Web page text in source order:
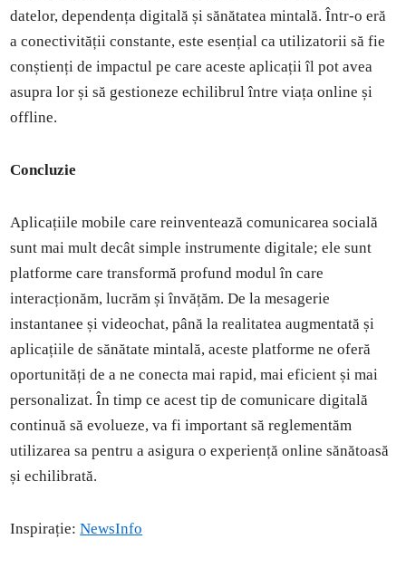
datelor, dependența digitală și sănătatea mintală. Într-o eră
a conectivității constante, este esențial ca utilizatorii să fie
conștienți de impactul pe care aceste aplicații îl pot avea
asupra lor și să gestioneze echilibrul între viața online și
offline.
Concluzie
Aplicațiile mobile care reinventează comunicarea socială
sunt mai mult decât simple instrumente digitale; ele sunt
platforme care transformă profund modul în care
interacționăm, lucrăm și învățăm. De la mesagerie
instantanee și videochat, până la realitatea augmentată și
aplicațiile de sănătate mintală, aceste platforme ne oferă
oportunități de a ne conecta mai rapid, mai eficient și mai
personalizat. În timp ce acest tip de comunicare digitală
continuă să evolueze, va fi important să reglementăm
utilizarea sa pentru a asigura o experiență online sănătoasă
și echilibrată.
Inspirație:NewsInfo